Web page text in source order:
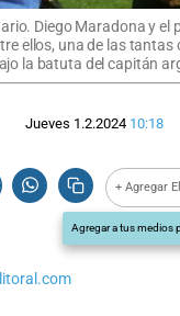
Diego Maradona y el
ellos, una de las tantas
la batuta del capitán
Jueves 1.2.2024 10:18
+ Agregar
Agregar a tus medios